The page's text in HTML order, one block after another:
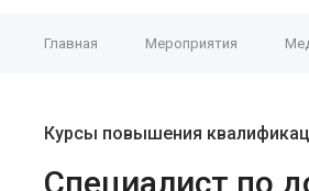
Главная Мероприятия
Курсы повышения
Специалист по